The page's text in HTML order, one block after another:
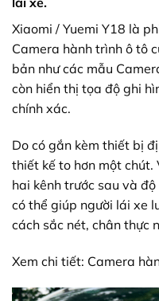
Xiaomi / Yuemi Y18 là
Camera hành trình ô tô
bản như các mẫu
còn hiển thị tọa độ ghi
chính xác.
Do có gắn kèm thiết bị
thiết kế to hơn một chút.
hai kênh trước sau và
có thể giúp người lái xe
cách sắc nét, chân thực
Xem chi tiết: Camera